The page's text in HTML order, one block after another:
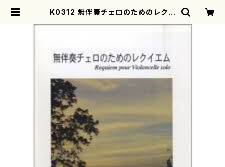
K0312 無伴奏チェロのためのレクイ
motherearth